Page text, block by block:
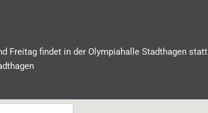
Freitag findet in der Olympiahalle Stadthagen statt